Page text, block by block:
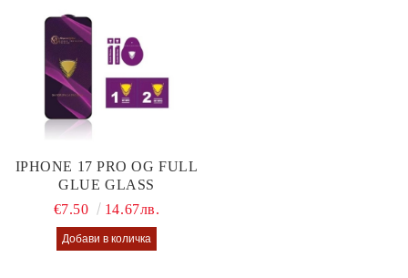
IPHONE 17 PRO OG FULL
GLUE GLASS
€7.50
14.67лв.